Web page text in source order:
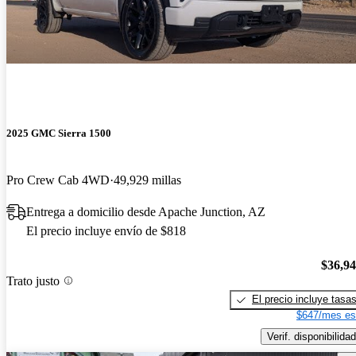
2025 GMC Sierra 1500
Pro Crew Cab 4WD 49,929 millas
Entrega a domicilio desde Apache Junction, AZ
El precio incluye envío de $818
Trato justo
El precio incluye tasas
$647/mes
Verif. disponibilidad